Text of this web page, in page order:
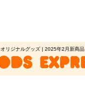
オリジナルグッズ | 2025年2月新商品